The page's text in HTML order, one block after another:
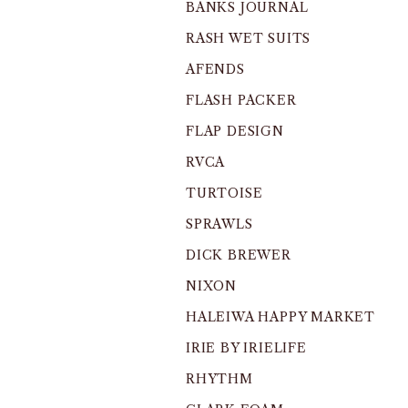
BANKS JOURNAL
RASH WET SUITS
AFENDS
FLASH PACKER
FLAP DESIGN
RVCA
TURTOISE
SPRAWLS
DICK BREWER
NIXON
HALEIWA HAPPY MARKET
IRIE BY IRIELIFE
RHYTHM